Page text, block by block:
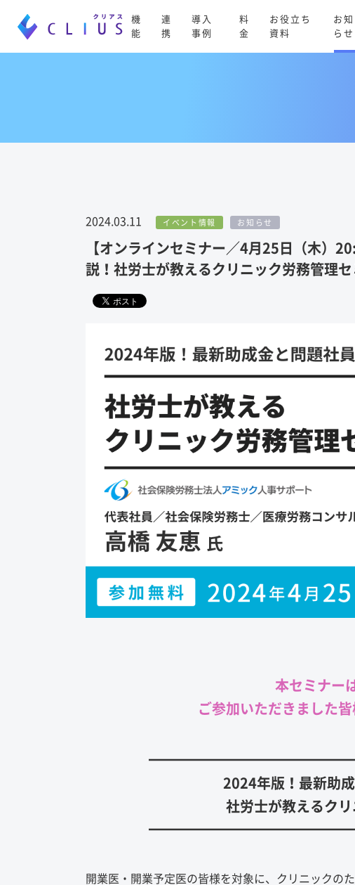
機
能
連
携
導入
事例
料
金
お役立ち
資料
お知
らせ
2024.03.11 イベント情報 お知らせ
【オンラインセミナー／4月25日（木）
説！社労士が教えるクリニック労務管理
本セミナー
ご参加いただきました
2024年版！最新助
社労士が教えるク
開業医・開業予定医の皆様を対象に、クリニックの